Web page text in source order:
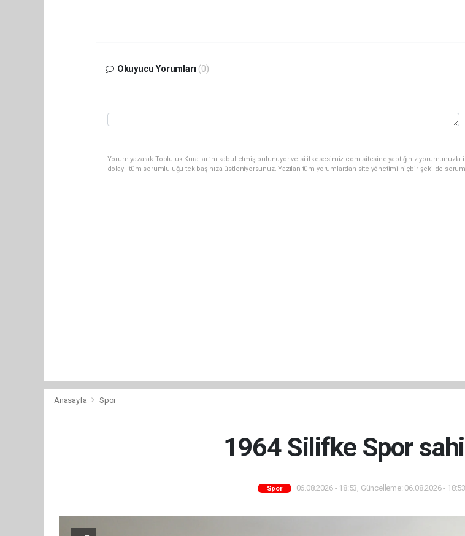
Okuyucu Yorumları (0)
Yorum yazarak Topluluk Kuralları’nı kabul etmiş bulunuyor ve silifkesesimiz.com sitesine yaptığınız yorumunuzla
dolaylı tüm sorumluluğu tek başınıza üstleniyorsunuz. Yazılan tüm yorumlardan site yönetimi hiçbir şekilde
Anasayfa Spor
1964 Silifke Spor
Spor 06.08.2026 - 18:53, Güncelleme: 06.08.2026 - 18:53